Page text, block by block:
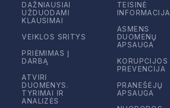
DAŽNIAUSIAI
UŽDUODAMI
KLAUSIMAI
VEIKLOS SRITYS
PRIĖMIMAS Į
DARBĄ
ATVIRI
DUOMENYS.
TYRIMAI IR
ANALIZĖS
TEISINĖ
INFORMACIJA
ASMENS
DUOMENŲ
APSAUGA
KORUPCIJOS
PREVENCIJA
PRANEŠĖJŲ
APSAUGA